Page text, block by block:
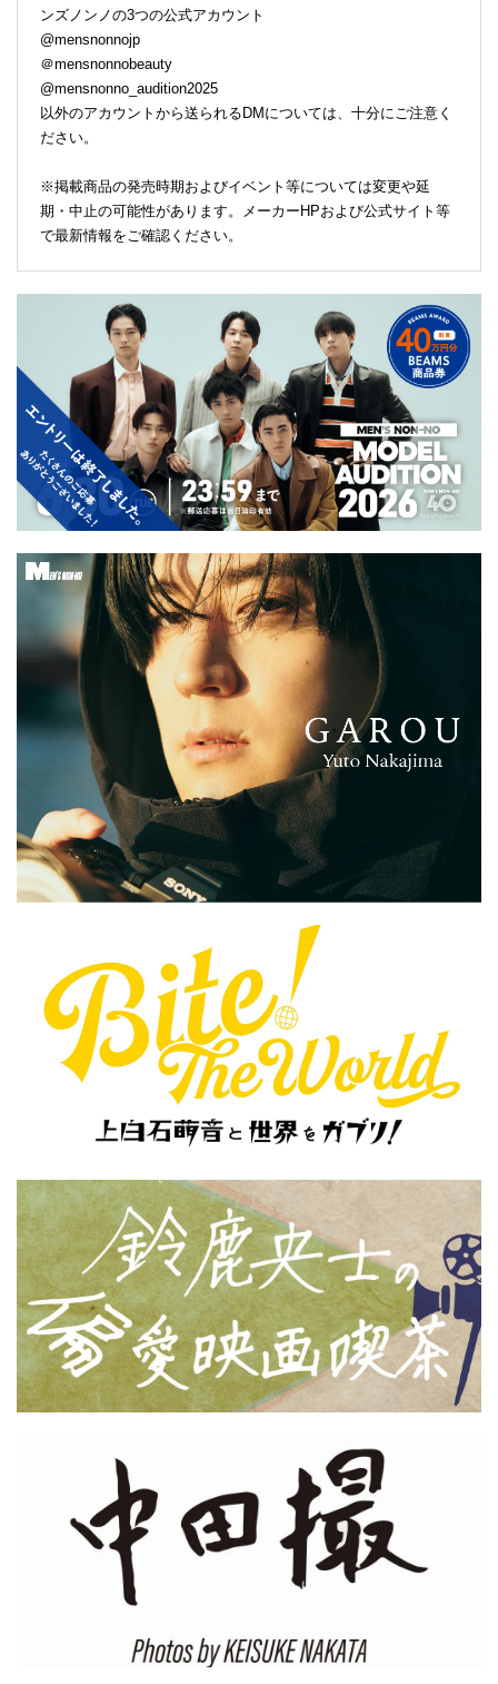
ンズノンノの3つの公式アカウント
@mensnonnojp
＠mensnonnobeauty
@mensnonno_audition2025
以外のアカウントから送られるDMについては、十分にご注意く
ださい。
※掲載商品の発売時期およびイベント等については変更や延
期・中止の可能性があります。メーカーHPおよび公式サイト等
で最新情報をご確認ください。